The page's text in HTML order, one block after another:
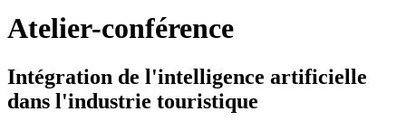
Atelier-conférence
Intégration de l'intelligence artificielle
dans l'industrie touristique